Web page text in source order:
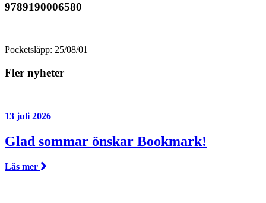
9789190006580
Pocketsläpp: 25/08/01
Fler nyheter
13 juli 2026
Glad sommar önskar Bookmark!
Läs mer